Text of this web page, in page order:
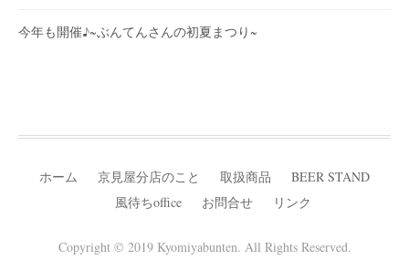
今年も開催♪~ぶんてんさんの初夏まつり~
ホーム 京見屋分店のこと 取扱商品
BEER STAND
風待ちoffice
お問合せ リンク
Copyright © 2019 Kyomiyabunten. All Rights Reserved.